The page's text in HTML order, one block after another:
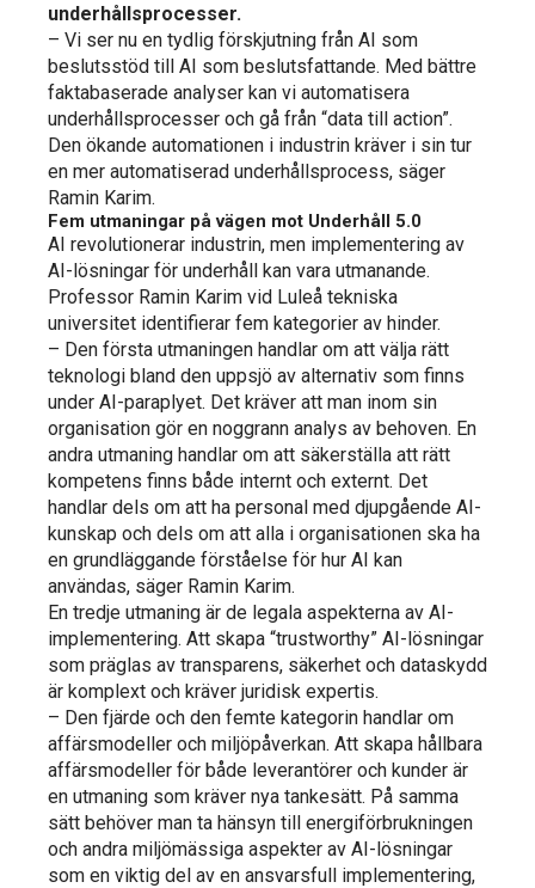
underhållsprocesser.
– Vi ser nu en tydlig förskjutning från AI som
beslutsstöd till AI som beslutsfattande. Med bättre
faktabaserade analyser kan vi automatisera
underhållsprocesser och gå från “data till action”.
Den ökande automationen i industrin kräver i sin tur
en mer automatiserad underhållsprocess, säger
Ramin Karim.
Fem utmaningar på vägen mot Underhåll 5.0
AI revolutionerar industrin, men implementering av
AI-lösningar för underhåll kan vara utmanande.
Professor Ramin Karim vid Luleå tekniska
universitet identifierar fem kategorier av hinder.
– Den första utmaningen handlar om att välja rätt
teknologi bland den uppsjö av alternativ som finns
under AI-paraplyet. Det kräver att man inom sin
organisation gör en noggrann analys av behoven. En
andra utmaning handlar om att säkerställa att rätt
kompetens finns både internt och externt. Det
handlar dels om att ha personal med djupgående AI-
kunskap och dels om att alla i organisationen ska ha
en grundläggande förståelse för hur AI kan
användas, säger Ramin Karim.
En tredje utmaning är de legala aspekterna av AI-
implementering. Att skapa “trustworthy” AI-lösningar
som präglas av transparens, säkerhet och dataskydd
är komplext och kräver juridisk expertis.
– Den fjärde och den femte kategorin handlar om
affärsmodeller och miljöpåverkan. Att skapa hållbara
affärsmodeller för både leverantörer och kunder är
en utmaning som kräver nya tankesätt. På samma
sätt behöver man ta hänsyn till energiförbrukningen
och andra miljömässiga aspekter av AI-lösningar
som en viktig del av en ansvarsfull implementering,